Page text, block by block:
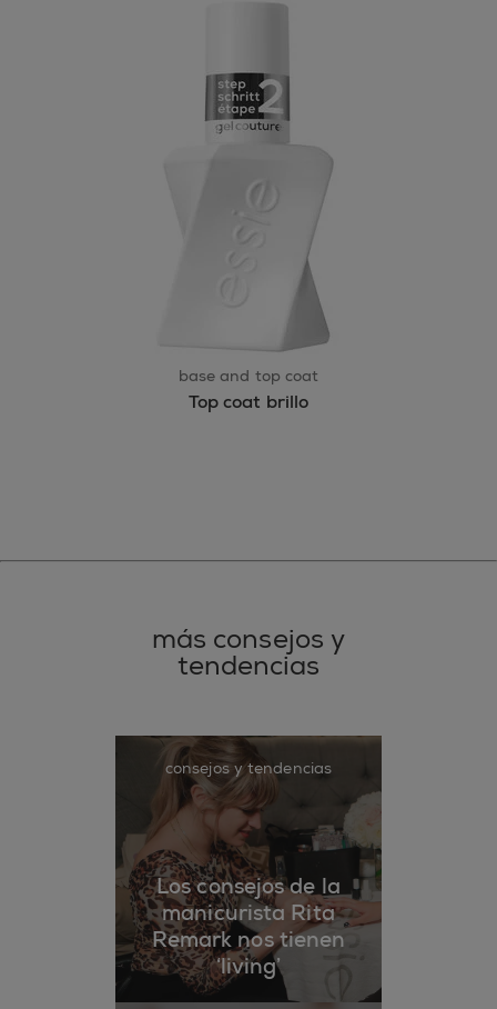
base and top coat
Top coat brillo
más consejos y
tendencias
consejos y tendencias
Los consejos de la
manicurista Rita
Remark nos tienen
‘living’